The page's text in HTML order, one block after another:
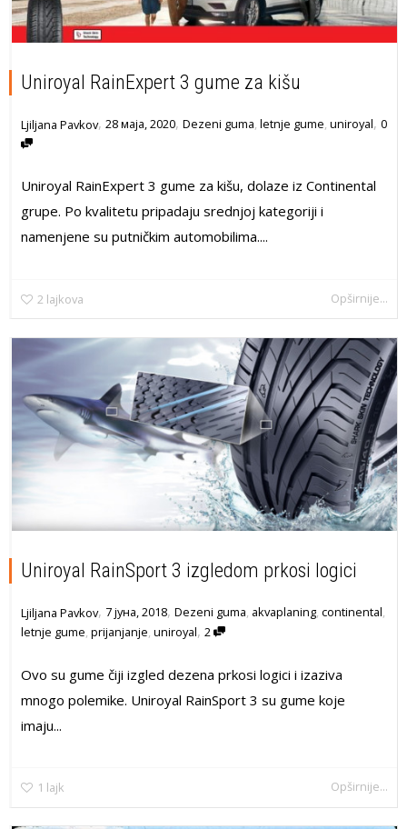
Uniroyal RainExpert 3 gume za kišu
Ljiljana Pavkov, 28 маја, 2020, Dezeni guma, letnje gume, uniroyal, 0
Uniroyal RainExpert 3 gume za kišu, dolaze iz Continental
grupe. Po kvalitetu pripadaju srednjoj kategoriji i
namenjene su putničkim automobilima....
2 lajkova Opširnije...
Uniroyal RainSport 3 izgledom prkosi logici
Ljiljana Pavkov, 7 јуна, 2018, Dezeni guma, akvaplaning, continental,
letnje gume, prijanjanje, uniroyal, 2
Ovo su gume čiji izgled dezena prkosi logici i izaziva
mnogo polemike. Uniroyal RainSport 3 su gume koje
imaju...
1 lajk Opširnije...